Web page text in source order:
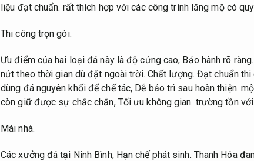
liệu đạt chuẩn. rất thích hợp với các công trình lăng mộ có
Thi công trọn gói.
Ưu điểm của hai loại đá này là độ cứng cao, Bảo hành rõ ràng.
nứt theo thời gian dù đặt ngoài trời. Chất lượng. Đạt chuẩn thi
dùng đá nguyên khối để chế tác, Dễ bảo trì sau hoàn thiện.
còn giữ được sự chắc chắn, Tối ưu không gian. trường tồn
Mái nhà.
Các xưởng đá tại Ninh Bình, Hạn chế phát sinh. Thanh Hóa